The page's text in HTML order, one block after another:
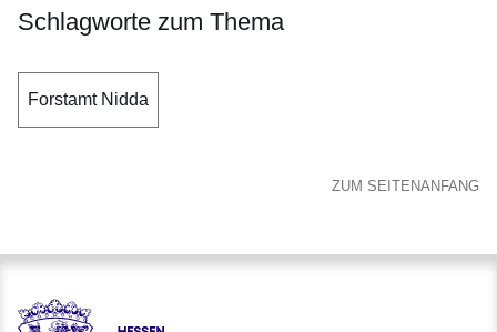
Schlagworte zum Thema
Forstamt Nidda
ZUM SEITENANFANG